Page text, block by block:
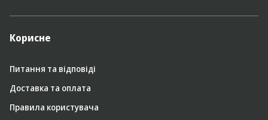
Корисне
Питання та відповіді
Доставка та оплата
Правила користувача